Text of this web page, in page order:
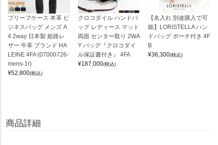
ブリーフケース 本革 ビ
ジネスバッグ メンズ A
4 2way 日本製 姫路レ
ザー 牛革 ブランド HA
LEINE 4FA (07000726-
mens-1r)
¥52,800(税込)
クロコダイル ハンドバ
ッグ レディース マット
両面 センター取り 2WA
Y バッグ『クロコダイ
ル保証書付き』 4FA
¥187,000(税込)
【名入れ 別途購入で可
能】LORISTELLA ハン
ドバッグ ポーチ付き 4F
B
¥36,300(税込)
商品詳細